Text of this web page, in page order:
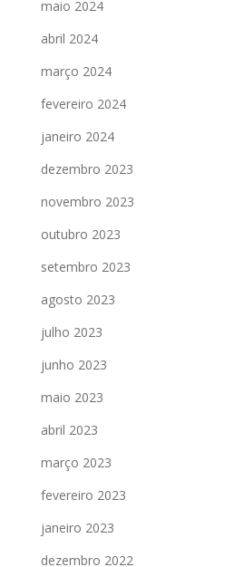
maio 2024
abril 2024
março 2024
fevereiro 2024
janeiro 2024
dezembro 2023
novembro 2023
outubro 2023
setembro 2023
agosto 2023
julho 2023
junho 2023
maio 2023
abril 2023
março 2023
fevereiro 2023
janeiro 2023
dezembro 2022